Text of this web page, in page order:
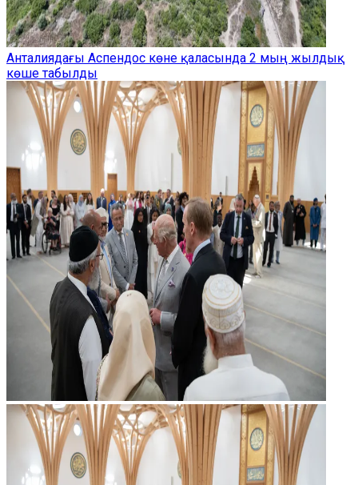
Анталиядағы Аспендос көне қаласында 2 мың жылдық
көше табылды